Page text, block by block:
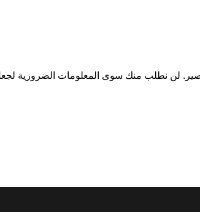
لن نطلب منك سوى المعلومات الضرورية